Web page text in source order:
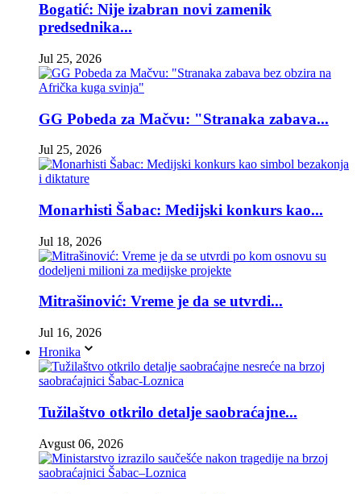
Bogatić: Nije izabran novi zamenik
predsednika...
Jul 25, 2026
GG Pobeda za Mačvu: "Stranaka zabava...
Jul 25, 2026
Monarhisti Šabac: Medijski konkurs kao...
Jul 18, 2026
Mitrašinović: Vreme je da se utvrdi...
Jul 16, 2026
Hronika
Tužilaštvo otkrilo detalje saobraćajne...
Avgust 06, 2026